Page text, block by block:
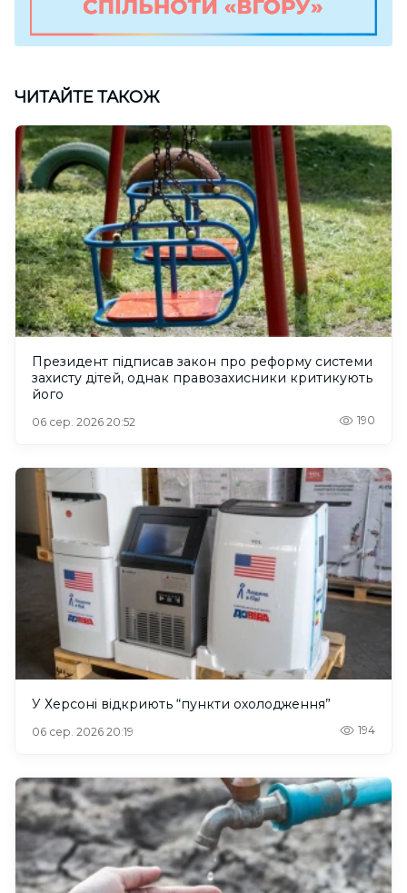
ЧИТАЙТЕ ТАКОЖ
Президент підписав закон про реформу системи
захисту дітей, однак правозахисники критикують
його
06 сер. 2026 20:52 190
У Херсоні відкриють “пункти охолодження”
06 сер. 2026 20:19 194